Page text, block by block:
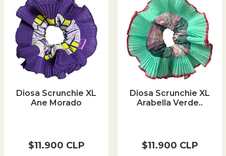
Diosa Scrunchie XL
Ane Morado
$11.900 CLP
Diosa Scrunchie XL
Arabella Verde..
$11.900 CLP